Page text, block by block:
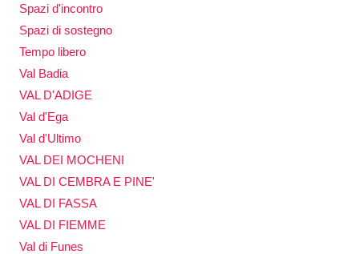
Spazi d'incontro
Spazi di sostegno
Tempo libero
Val Badia
VAL D'ADIGE
Val d'Ega
Val d'Ultimo
VAL DEI MOCHENI
VAL DI CEMBRA E PINE'
VAL DI FASSA
VAL DI FIEMME
Val di Funes